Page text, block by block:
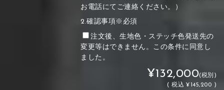
お電話にてご連絡ください。）
2.確認事項※必須
注文後、生地色・ステッチ色発送先の
変更等はできません。この条件に同意し
ました。
¥132,000(税別)
(税込 ¥145,200 )